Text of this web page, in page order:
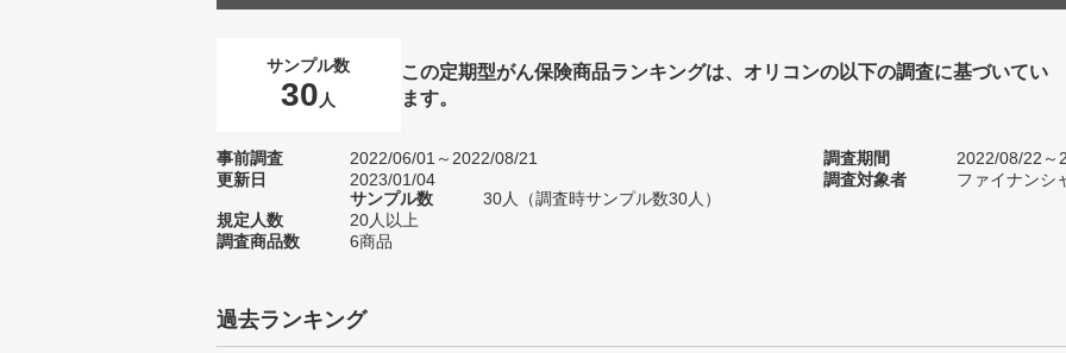
サンプル数
30 人
この定期型がん保険商品ランキングは、オリコンの以下の調査に基づいてい
ます。
事前調査
2022/06/01～2022/08/21
更新日
2023/01/04
サンプル数
30人（調査時サンプル数30人）
規定人数
20人以上
調査商品数
6商品
調査期間
2022/08/22～
調査対象者
ファイナンシ
過去ランキング